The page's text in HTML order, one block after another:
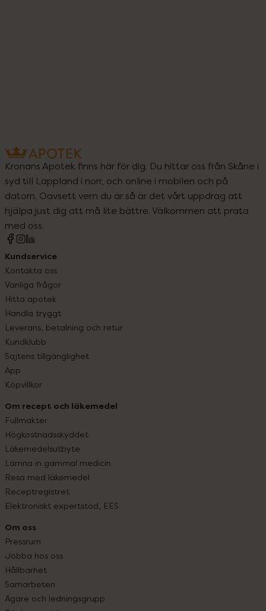
Kronans Apotek finns här för dig. Du hittar oss från Skåne i
syd till Lappland i norr, och online i mobilen och på
datorn. Oavsett vem du är så är det vårt uppdrag att
hjälpa just dig att må lite bättre. Välkommen att prata
med oss.
Kundservice
Kontakta oss
Vanliga frågor
Hitta apotek
Handla tryggt
Leverans, betalning och retur
Kundklubb
Sajtens tillgänglighet
App
Köpvillkor
Om recept och läkemedel
Fullmakter
Högkostnadsskyddet
Läkemedelsutbyte
Lämna in gammal medicin
Resa med läkemedel
Receptregistret
Elektroniskt expertstöd, EES
Om oss
Pressrum
Jobba hos oss
Hållbarhet
Samarbeten
Ägare och ledningsgrupp